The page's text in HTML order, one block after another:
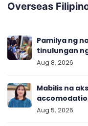
Overseas
Pamilya ng
tinulungan
Aug 8, 2026
Mabilis na
Aug 5, 2026